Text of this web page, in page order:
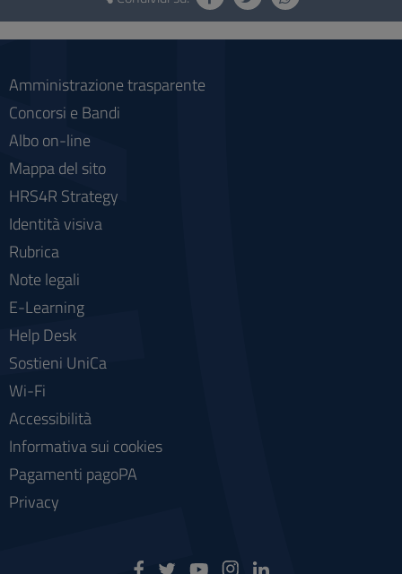
social
Amministrazione trasparente
Concorsi e Bandi
Albo on-line
Mappa del sito
HRS4R Strategy
Identità visiva
Rubrica
Note legali
E-Learning
Help Desk
Sostieni UniCa
Wi-Fi
Accessibilità
Informativa sui cookies
Pagamenti pagoPA
Privacy